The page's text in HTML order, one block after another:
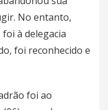
No entanto,
à delegacia
foi reconhecido e
foi ao